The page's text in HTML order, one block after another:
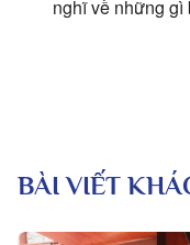
nghĩ về những gì
BÀI VIẾT